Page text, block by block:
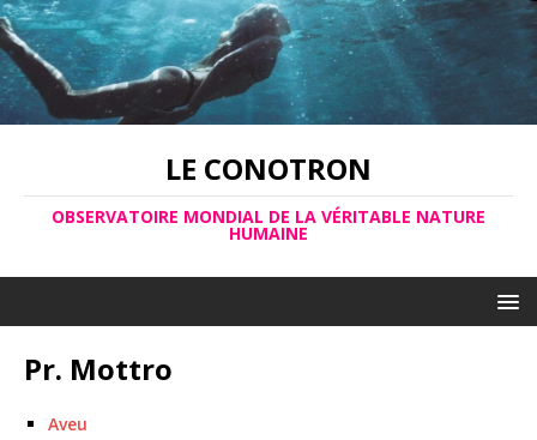
LE CONOTRON
OBSERVATOIRE MONDIAL DE LA VÉRITABLE NATURE
HUMAINE
Pr. Mottro
Aveu